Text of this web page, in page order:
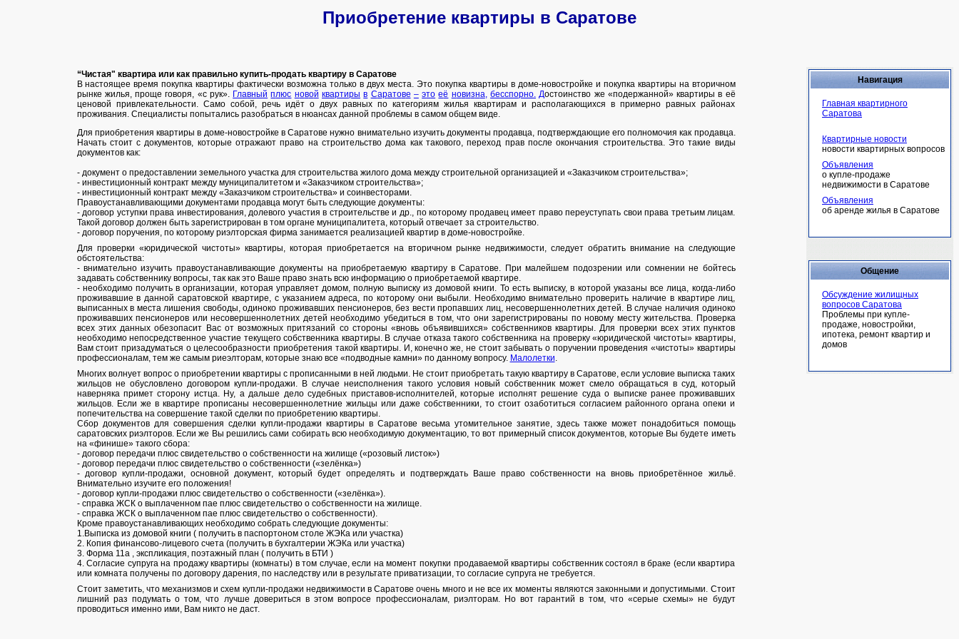
Приобретение квартиры в Саратове
Навигация
Главная квартирного
Саратова
Квартирные новости
новости квартирных вопросов
Объявления
о купле-продаже
недвижимости в Саратове
Объявления
об аренде жилья в Саратове
Общение
Обсуждение жилищных
вопросов Саратова
Проблемы при купле-
продаже, новостройки,
ипотека, ремонт квартир и
домов
“Чистая" квартира или как правильно купить-продать квартиру в Саратове
В настоящее время покупка квартиры фактически возможна только в двух места. Это покупка квартиры в доме-новостройке и покупка квартиры на вторичном
рынке жилья, проще говоря, «с рук». Главный плюс новой квартиры в Саратове – это её новизна, бесспорно. Достоинство же «подержанной» квартиры в её
ценовой привлекательности. Само собой, речь идёт о двух равных по категориям жилья квартирам и располагающихся в примерно равных районах
проживания. Специалиcты попытались разобраться в нюансах данной проблемы в самом общем виде.
Для приобретения квартиры в доме-новостройке в Саратове нужно внимательно изучить документы продавца, подтверждающие его полномочия как продавца.
Начать стоит с документов, которые отражают право на строительство дома как такового, переход прав после окончания строительства. Это такие виды
документов как:
- документ о предоставлении земельного участка для строительства жилого дома между строительной организацией и «Заказчиком строительства»;
- инвестиционный контракт между муниципалитетом и «Заказчиком строительства»;
- инвестиционный контракт между «Заказчиком строительства» и соинвесторами.
Правоустанавливающими документами продавца могут быть следующие документы:
- договор уступки права инвестирования, долевого участия в строительстве и др., по которому продавец имеет право переуступать свои права третьим лицам.
Такой договор должен быть зарегистрирован в том органе муниципалитета, который отвечает за строительство.
- договор поручения, по которому риэлторская фирма занимается реализацией квартир в доме-новостройке.
Для проверки «юридической чистоты» квартиры, которая приобретается на вторичном рынке недвижимости, следует обратить внимание на следующие
обстоятельства:
- внимательно изучить правоустанавливающие документы на приобретаемую квартиру в Саратове. При малейшем подозрении или сомнении не бойтесь
задавать собственнику вопросы, так как это Ваше право знать всю информацию о приобретаемой квартире.
- необходимо получить в организации, которая управляет домом, полную выписку из домовой книги. То есть выписку, в которой указаны все лица, когда-либо
проживавшие в данной саратовской квартире, с указанием адреса, по которому они выбыли. Необходимо внимательно проверить наличие в квартире лиц,
выписанных в места лишения свободы, одиноко проживавших пенсионеров, без вести пропавших лиц, несовершеннолетних детей. В случае наличия одиноко
проживавших пенсионеров или несовершеннолетних детей необходимо убедиться в том, что они зарегистрированы по новому месту жительства. Проверка
всех этих данных обезопасит Вас от возможных притязаний со стороны «вновь объявившихся» собственников квартиры. Для проверки всех этих пунктов
необходимо непосредственное участие текущего собственника квартиры. В случае отказа такого собственника на проверку «юридической чистоты» квартиры,
Вам стоит призадуматься о целесообразности приобретения такой квартиры. И, конечно же, не стоит забывать о поручении проведения «чистоты» квартиры
профессионалам, тем же самым риеэлторам, которые знаю все «подводные камни» по данному вопросу. Малолетки.
Многих волнует вопрос о приобретении квартиры с прописанными в ней людьми. Не стоит приобретать такую квартиру в Саратове, если условие выписка таких
жильцов не обусловлено договором купли-продажи. В случае неисполнения такого условия новый собственник может смело обращаться в суд, который
наверняка примет сторону истца. Ну, а дальше дело судебных приставов-исполнителей, которые исполнят решение суда о выписке ранее проживавших
жильцов. Если же в квартире прописаны несовершеннолетние жильцы или даже собственники, то стоит озаботиться согласием районного органа опеки и
попечительства на совершение такой сделки по приобретению квартиры.
Сбор документов для совершения сделки купли-продажи квартиры в Саратове весьма утомительное занятие, здесь также может понадобиться помощь
саратовских риэлторов. Если же Вы решились сами собирать всю необходимую документацию, то вот примерный список документов, которые Вы будете иметь
на «финише» такого сбора:
- договор передачи плюс свидетельство о собственности на жилище («розовый листок»)
- договор передачи плюс свидетельство о собственности («зелёнка»)
- договор купли-продажи, основной документ, который будет определять и подтверждать Ваше право собственности на вновь приобретённое жильё.
Внимательно изучите его положения!
- договор купли-продажи плюс свидетельство о собственности («зелёнка»).
- справка ЖСК о выплаченном пае плюс свидетельство о собственности на жилище.
- справка ЖСК о выплаченном пае плюс свидетельство о собственности).
Кроме правоустанавливающих необходимо собрать следующие документы:
1.Выписка из домовой книги ( получить в паспортоном столе ЖЭКа или участка)
2. Копия финансово-лицевого счета (получить в бухгалтерии ЖЭКа или участка)
3. Форма 11а , экспликация, поэтажный план ( получить в БТИ )
4. Согласие супруга на продажу квартиры (комнаты) в том случае, если на момент покупки продаваемой квартиры собственник состоял в браке (если квартира
или комната получены по договору дарения, по наследству или в результате приватизации, то согласие супруга не требуется.
Стоит заметить, что механизмов и схем купли-продажи недвижимости в Саратове очень много и не все их моменты являются законными и допустимыми. Стоит
лишний раз подумать о том, что лучше довериться в этом вопросе профессионалам, риэлторам. Но вот гарантий в том, что «серые схемы» не будут
проводиться именно ими, Вам никто не даст.